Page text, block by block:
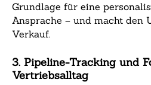
Grundlage für eine
Ansprache – und macht den
Verkauf.
3. Pipeline-Tracking und
Vertriebsalltag